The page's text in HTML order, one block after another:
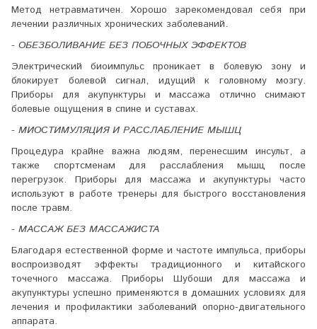
Метод нетравматичен. Хорошо зарекомендовал себя при
лечении различных хронических заболеваний.
- ОБЕЗБОЛИВАНИЕ БЕЗ ПОБОЧНЫХ ЭФФЕКТОВ
Электрический биоимпульс проникает в болевую зону и
блокирует болевой сигнал, идущий к головному мозгу.
Приборы для акупунктуры и массажа отлично снимают
болевые ощущения в спине и суставах.
- МИОСТИМУЛЯЦИЯ И РАССЛАБЛЕНИЕ МЫШЦ
Процедура крайне важна людям, перенесшим инсульт, а
также спортсменам для расслабления мышц после
перегрузок. Приборы для массажа и акупунктуры часто
используют в работе тренеры для быстрого восстановления
после травм.
- МАССАЖ БЕЗ МАССАЖИСТА
Благодаря естественной форме и частоте импульса, приборы
воспроизводят эффекты традиционного и китайского
точечного массажа. Приборы Шубоши для массажа и
акупунктуры успешно применяются в домашних условиях для
лечения и профилактики заболеваний опорно-двигательного
аппарата.